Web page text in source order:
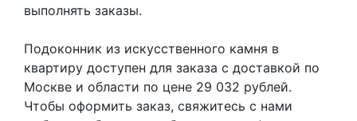
выполнять заказы.
Подоконник из искусственного камня в
квартиру доступен для заказа с доставкой по
Москве и области по цене 29 032 рублей.
Чтобы оформить заказ, свяжитесь с нами